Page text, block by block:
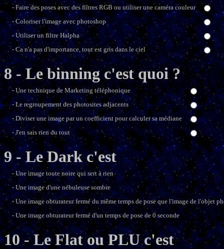
- Faire des poses avec des filtres RGB ou utiliser une caméra couleur
- Coloriser l'image avec photoshop
- Utiliser un filtre Halpha
- Ca n'a pas d'importance, tout est gris dans le ciel
8 - Le binning c'est quoi ?
- Une technique de Marketing téléphonique
- Le regroupement des photosites adjacents
- Diviser une image par un coefficient pour calculer sa médiane
- J'en sais rien du tout
9 - Le Dark c'est
- Une image toute noire qui sert à rien
- Une image d'une nébuleuse sombre
- Une image obturateur fermé du même temps de pose que l'image de l'objet
- Une image obturateur fermé d'un temps de pose de 0 seconde
10 - Le Flat ou PLU c'est